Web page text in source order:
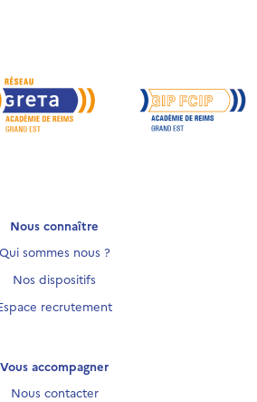
Nous connaître
Qui sommes nous ?
Nos dispositifs
recrutement
Vous accompagner
Nous contacter